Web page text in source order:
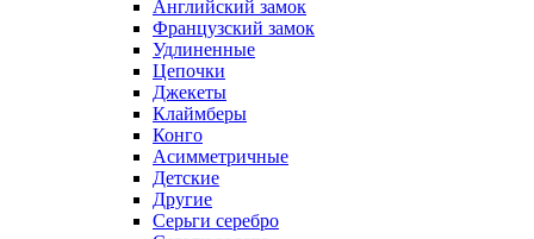
Английский замок
Французский замок
Удлиненные
Цепочки
Джекеты
Клаймберы
Конго
Асимметричные
Детские
Другие
Серьги серебро